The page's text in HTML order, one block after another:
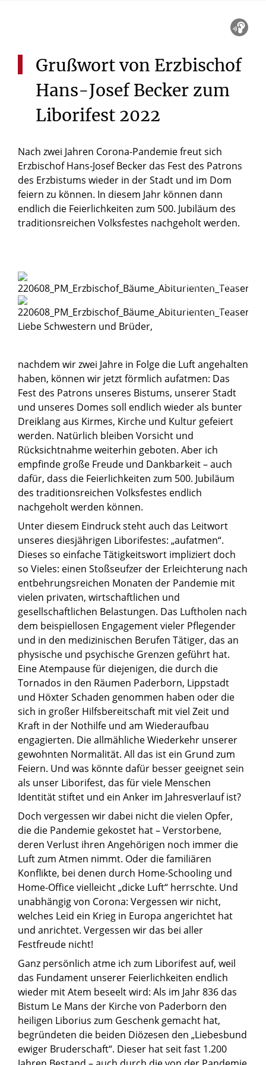
Grußwortvon Erzbischof
Hans-Josef Becker zum
Liborifest 2022
Nach zwei Jahren Corona-Pandemie freut sich
Erzbischof Hans-Josef Becker das Fest des Patrons
des Erzbistums wieder in der Stadt und im Dom
feiern zu können. In diesem Jahr können dann
endlich die Feierlichkeiten zum 500. Jubiläum des
traditionsreichen Volksfestes nachgeholt werden.
© Besim Mazhiqi/Erzbistum Paderborn
© Besim Mazhiqi/Erzbistum Paderborn
Liebe Schwestern und Brüder,
nachdem wir zwei Jahre in Folge die Luft angehalten
haben, können wir jetzt förmlich aufatmen: Das
Fest des Patrons unseres Bistums, unserer Stadt
und unseres Domes soll endlich wieder als bunter
Dreiklang aus Kirmes, Kirche und Kultur gefeiert
werden. Natürlich bleiben Vorsicht und
Rücksichtnahme weiterhin geboten. Aber ich
empfinde große Freude und Dankbarkeit – auch
dafür, dass die Feierlichkeiten zum 500. Jubiläum
des traditionsreichen Volksfestes endlich
nachgeholt werden können.
Unter diesem Eindruck steht auch das Leitwort
unseres diesjährigen Liborifestes: „aufatmen“.
Dieses so einfache Tätigkeitswort impliziert doch
so Vieles: einen Stoßseufzer der Erleichterung nach
entbehrungsreichen Monaten der Pandemie mit
vielen privaten, wirtschaftlichen und
gesellschaftlichen Belastungen. Das Luftholen nach
dem beispiellosen Engagement vieler Pflegender
und in den medizinischen Berufen Tätiger, das an
physische und psychische Grenzen geführt hat.
Eine Atempause für diejenigen, die durch die
Tornados in den Räumen Paderborn, Lippstadt
und Höxter Schaden genommen haben oder die
sich in großer Hilfsbereitschaft mit viel Zeit und
Kraft in der Nothilfe und am Wiederaufbau
engagierten. Die allmähliche Wiederkehr unserer
gewohnten Normalität. All das ist ein Grund zum
Feiern. Und was könnte dafür besser geeignet sein
als unser Liborifest, das für viele Menschen
Identität stiftet und ein Anker im Jahresverlauf ist?
Doch vergessen wir dabei nicht die vielen Opfer,
die die Pandemie gekostet hat – Verstorbene,
deren Verlust ihren Angehörigen noch immer die
Luft zum Atmen nimmt. Oder die familiären
Konflikte, bei denen durch Home-Schooling und
Home-Office vielleicht „dicke Luft“ herrschte. Und
unabhängig von Corona: Vergessen wir nicht,
welches Leid ein Krieg in Europa angerichtet hat
und anrichtet. Vergessen wir das bei aller
Festfreude nicht!
Ganz persönlich atme ich zum Liborifest auf, weil
das Fundament unserer Feierlichkeiten endlich
wieder mit Atem beseelt wird: Als im Jahr 836 das
Bistum Le Mans der Kirche von Paderborn den
heiligen Liborius zum Geschenk gemacht hat,
begründeten die beiden Diözesen den „Liebesbund
ewiger Bruderschaft“. Dieser hat seit fast 1.200